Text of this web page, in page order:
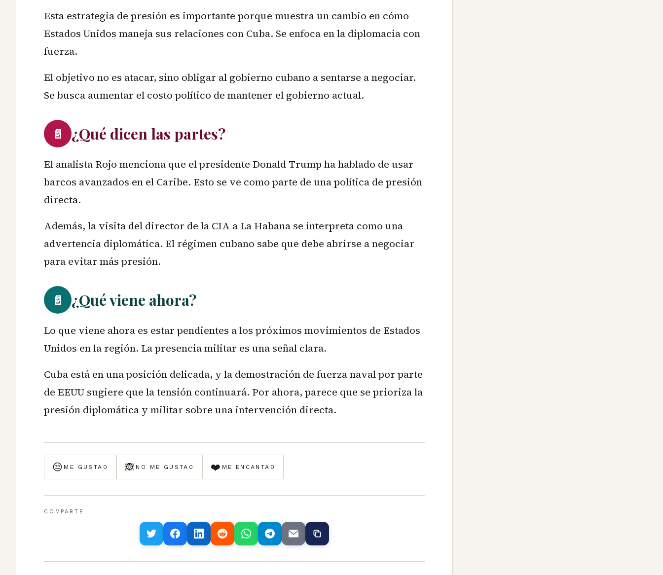
Esta estrategia de presión es importante porque muestra un cambio en cómo
Estados Unidos maneja sus relaciones con Cuba. Se enfoca en la diplomacia con
fuerza.
El objetivo no es atacar, sino obligar al gobierno cubano a sentarse a negociar.
Se busca aumentar el costo político de mantener el gobierno actual.
📄 ¿Qué dicen las partes?
El analista Rojo menciona que el presidente Donald Trump ha hablado de usar
barcos avanzados en el Caribe. Esto se ve como parte de una política de presión
directa.
Además, la visita del director de la CIA a La Habana se interpreta como una
advertencia diplomática. El régimen cubano sabe que debe abrirse a negociar
para evitar más presión.
📄 ¿Qué viene ahora?
Lo que viene ahora es estar pendientes a los próximos movimientos de Estados
Unidos en la región. La presencia militar es una señal clara.
Cuba está en una posición delicada, y la demostración de fuerza naval por parte
de EEUU sugiere que la tensión continuará. Por ahora, parece que se prioriza la
presión diplomática y militar sobre una intervención directa.
😒 ME GUSTA 0 🙈 NO ME GUSTA 0 ❤️ ME ENCANTA 0
COMPARTE